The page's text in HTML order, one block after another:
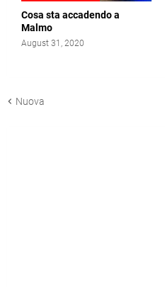
Cosa sta accadendo a
Malmo
August 31, 2020
Nuova